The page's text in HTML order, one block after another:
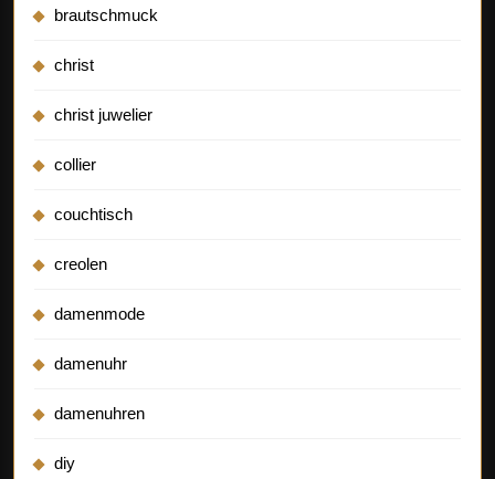
brautschmuck
christ
christ juwelier
collier
couchtisch
creolen
damenmode
damenuhr
damenuhren
diy